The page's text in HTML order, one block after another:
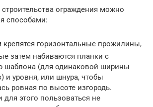
ограждения можно
способами:
крепятся горизонтальные прожилины,
затем набиваются планки с
(для одинаковой ширины
и уровня, или шнура, чтобы
ровная по высоте изгородь.
для этого пользоваться не